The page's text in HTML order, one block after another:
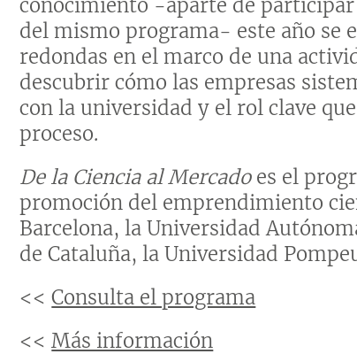
del mismo programa- este año se
redondas en el marco de una
descubrir cómo las empresas
con la universidad y el rol clave
proceso.
De la Ciencia al Mercadoes el
promoción del emprendimiento
Barcelona, ​​la Universidad
de Cataluña, la Universidad
<<Consulta el programa
<< Más información